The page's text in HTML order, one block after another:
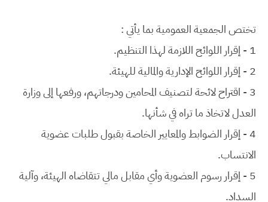
تختص الجمعية العمومية بما يأتي :
1 - إقرار اللوائح اللازمة لهذا التنظيم.
2 - إقرار اللوائح الإدارية والمالية للهيئة.
3 - اقتراح لائحة لتصنيف المحامين ودرجاتهم، ورفعها إلى وزارة
العدل لاتخاذ ما تراه في شأنها.
4 - إقرار الضوابط والمعايير الخاصة بقبول طلبات عضوية
الانتساب.
5 - إقرار رسوم العضوية وأي مقابل مالي تتقاضاه الهيئة، وآلية
السداد.